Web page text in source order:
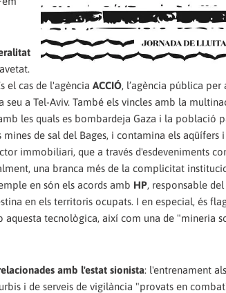
el cas de l'agència ACCIÓ, l’agència pública
a Tel-Aviv. També els vincles amb la
les quals es bombardeja Gaza i la població
de sal del Bages, i contamina els aqüífers
immobiliari, que a través d'esdeveniments
una branca més de la complicitat
en són els acords amb HP, responsable
en els territoris ocupats. I en especial, és
aquesta tecnològica, així com una de "mineria
amb l'estat sionista: l'entrenament
i de serveis de vigilància "provats en